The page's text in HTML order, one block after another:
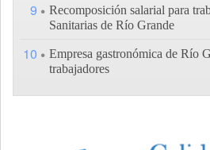
9
Recomposición salarial para
Sanitarias de Río Grande
10
Empresa gastronómica de Río
trabajadores